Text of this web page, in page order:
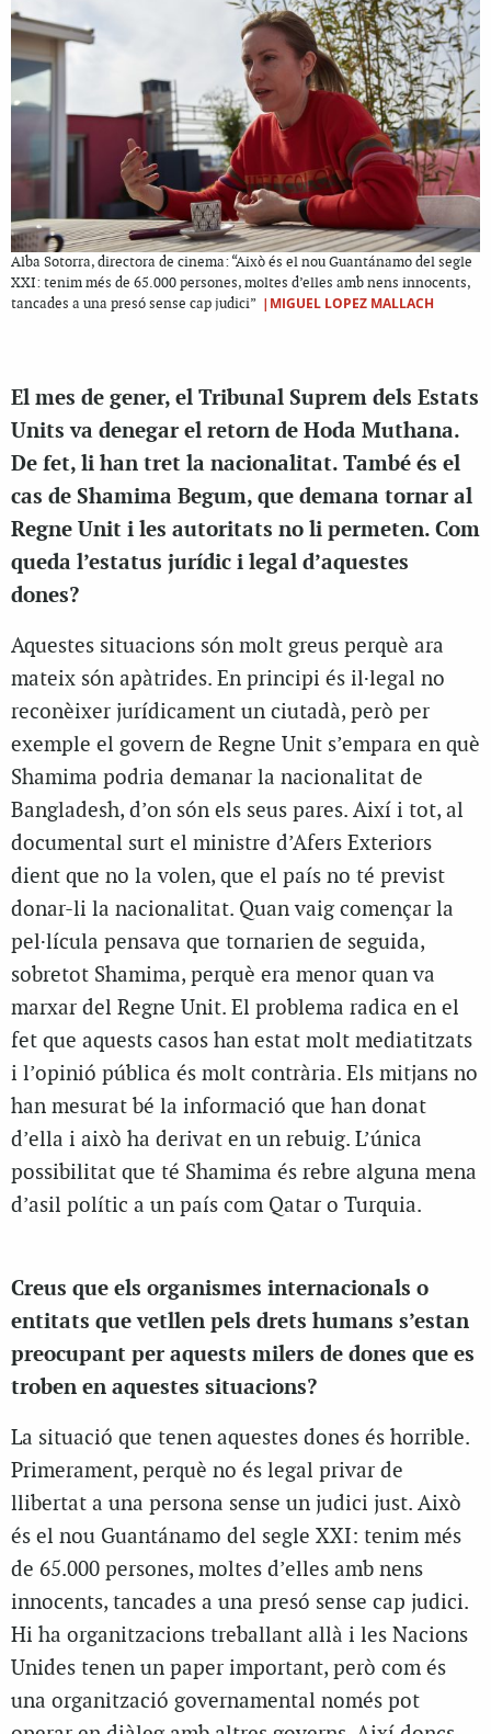
Alba Sotorra, directora de cinema: “Això és el nou Guantánamo del segle
XXI: tenim més de 65.000 persones, moltes d’elles amb nens innocents,
tancades a una presó sense cap judici” |MIGUEL LOPEZ MALLACH
El mes de gener, el Tribunal Suprem dels Estats
Units va denegar el retorn de Hoda Muthana.
De fet, li han tret la nacionalitat. També és el
cas de Shamima Begum, que demana tornar al
Regne Unit i les autoritats no li permeten. Com
queda l’estatus jurídic i legal d’aquestes
dones?
Aquestes situacions són molt greus perquè ara
mateix són apàtrides. En principi és il·legal no
reconèixer jurídicament un ciutadà, però per
exemple el govern de Regne Unit s’empara en què
Shamima podria demanar la nacionalitat de
Bangladesh, d’on són els seus pares. Així i tot, al
documental surt el ministre d’Afers Exteriors
dient que no la volen, que el país no té previst
donar-li la nacionalitat. Quan vaig començar la
pel·lícula pensava que tornarien de seguida,
sobretot Shamima, perquè era menor quan va
marxar del Regne Unit. El problema radica en el
fet que aquests casos han estat molt mediatitzats
i l’opinió pública és molt contrària. Els mitjans no
han mesurat bé la informació que han donat
d’ella i això ha derivat en un rebuig. L’única
possibilitat que té Shamima és rebre alguna mena
d’asil polític a un país com Qatar o Turquia.
Creus que els organismes internacionals o
entitats que vetllen pels drets humans s’estan
preocupant per aquests milers de dones que es
troben en aquestes situacions?
La situació que tenen aquestes dones és horrible.
Primerament, perquè no és legal privar de
llibertat a una persona sense un judici just. Això
és el nou Guantánamo del segle XXI: tenim més
de 65.000 persones, moltes d’elles amb nens
innocents, tancades a una presó sense cap judici.
Hi ha organitzacions treballant allà i les Nacions
Unides tenen un paper important, però com és
una organització governamental només pot